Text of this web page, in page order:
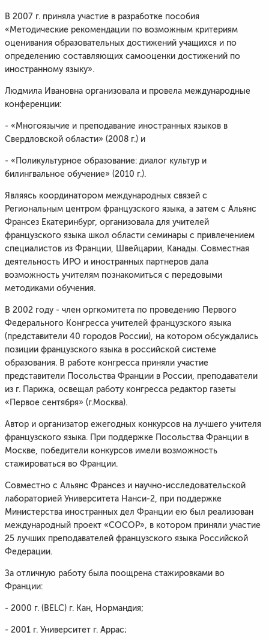
В 2007 г. приняла участие в разработке пособия
«Методические рекомендации по возможным критериям
оценивания образовательных достижений учащихся и по
определению составляющих самооценки достижений по
иностранному языку».
Людмила Ивановна организовала и провела международные
конференции:
- «Многоязычие и преподавание иностранных языков в
Свердловской области» (2008 г.) и
- «Поликультурное образование: диалог культур и
билингвальное обучение» (2010 г.).
Являясь координатором международных связей с
Региональным центром французского языка, а затем с Альянс
Франсез Екатеринбург, организовала для учителей
французского языка школ области семинары с привлечением
специалистов из Франции, Швейцарии, Канады. Совместная
деятельность ИРО и иностранных партнеров дала
возможность учителям познакомиться с передовыми
методиками обучения.
В 2002 году - член оргкомитета по проведению Первого
Федерального Конгресса учителей французского языка
(представители 40 городов России), на котором обсуждались
позиции французского языка в российской системе
образования. В работе конгресса приняли участие
представители Посольства Франции в России, преподаватели
из г. Парижа, освещал работу конгресса редактор газеты
«Первое сентября» (г.Москва).
Автор и организатор ежегодных конкурсов на лучшего учителя
французского языка. При поддержке Посольства Франции в
Москве, победители конкурсов имели возможность
стажироваться во Франции.
Совместно с Альянс Франсез и научно-исследовательской
лабораторией Университета Нанси-2, при поддержке
Министерства иностранных дел Франции ею был реализован
международный проект «COCOP», в котором приняли участие
25 лучших преподавателей французского языка Российской
Федерации.
За отличную работу была поощрена стажировками во
Франции:
- 2000 г. (BELC) г. Кан, Нормандия;
- 2001 г. Университет г. Аррас;